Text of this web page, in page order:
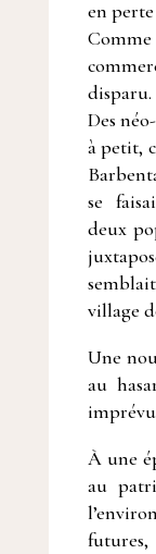
en perte
disparu.
Des
à petit,
se
deux
village
Une
au
À une
au